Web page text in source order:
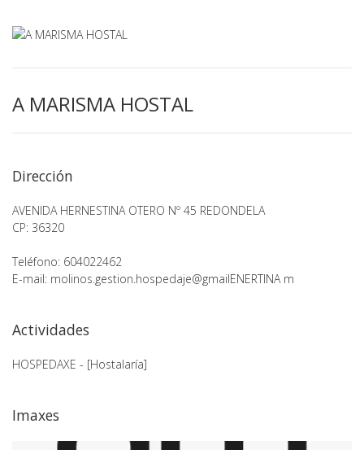
A MARISMA HOSTAL
Dirección
AVENIDA HERNESTINA OTERO Nº 45 REDONDELA
CP: 36320
Teléfono: 604022462
E-mail: molinos.gestion.hospedaje@gmailENERTINA m
Actividades
HOSPEDAXE - [Hostalaría]
Imaxes